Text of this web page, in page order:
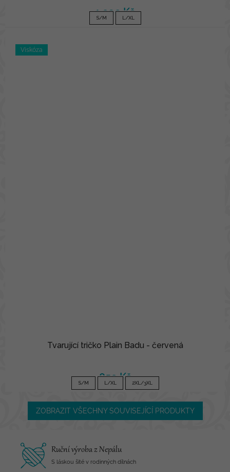
1 090 Kč
S/M L/XL
Viskóza
Tvarující tričko Plain Badu - červená
850 Kč
S/M L/XL 2XL/3XL
ZOBRAZIT VŠECHNY SOUVISEJÍCÍ PRODUKTY
Ruční výroba z Nepálu
S láskou šité v rodinných dílnách